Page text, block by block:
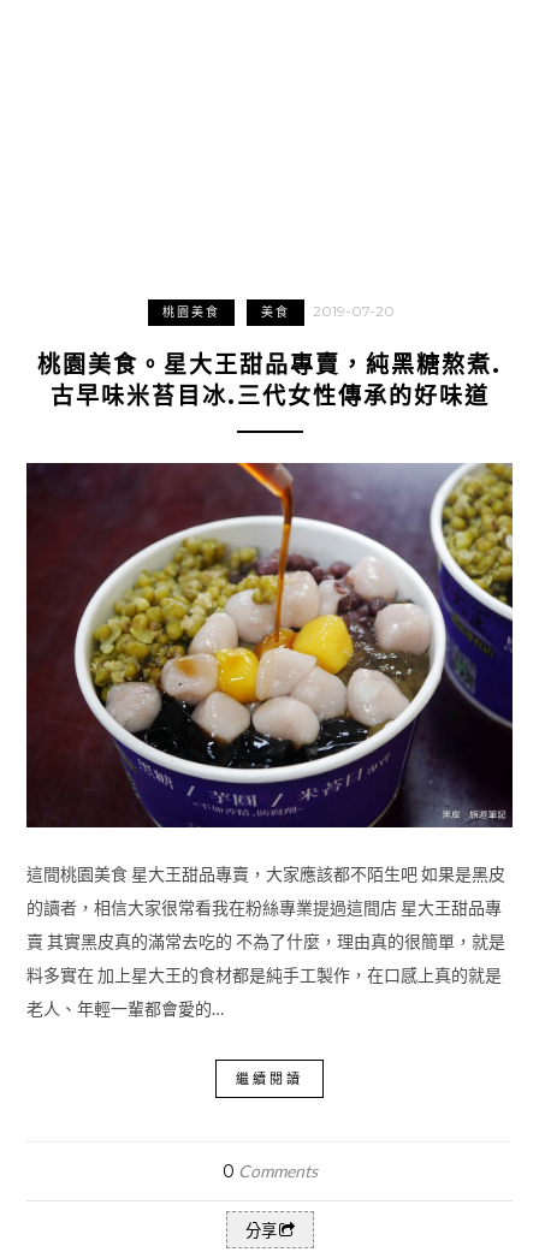
桃園美食 美食 2019-07-20
桃園美食。星大王甜品專賣，純黑糖熬煮.
古早味米苔目冰.三代女性傳承的好味道
這間桃園美食 星大王甜品專賣，大家應該都不陌生吧 如果是黑皮
的讀者，相信大家很常看我在粉絲專業提過這間店 星大王甜品專
賣 其實黑皮真的滿常去吃的 不為了什麼，理由真的很簡單，就是
料多實在 加上星大王的食材都是純手工製作，在口感上真的就是
老人、年輕一輩都會愛的…
繼續閱讀
0 Comments
分享